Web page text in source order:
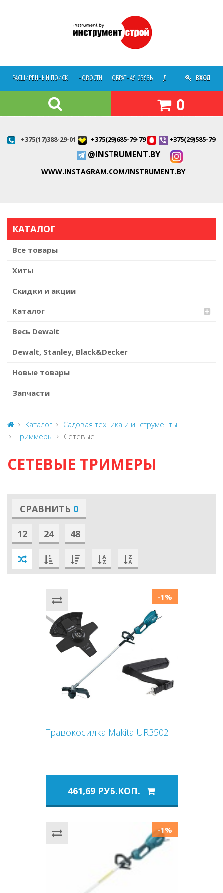
РАСШИРЕННЫЙ ПОИСК НОВОСТИ ОБРАТНАЯ СВЯЗЬ ДОСТАВКА О
ВХОД
0
+375(17)388-29-01 +375(29)685-79-79 +375(29)585-79-
@INSTRUMENT.BY
WWW.INSTAGRAM.COM/INSTRUMENT.BY
КАТАЛОГ
Все товары
Хиты
Скидки и акции
Каталог
Весь Dewalt
Dewalt, Stanley, Black&Decker
Новые товары
Запчасти
Каталог
Садовая техника и инструменты
Триммеры
Сетевые
СЕТЕВЫЕ ТРИМЕРЫ
СРАВНИТЬ 0
12 24 48
-1%
Травокосилка Makita UR3502
461,69 РУБ.КОП.
-1%